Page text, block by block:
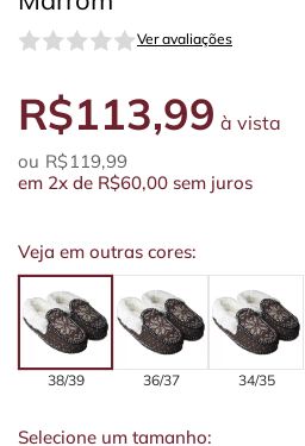
Ver avaliações
R$113,99 à vista
R$119,99
em 2x de R$60,00 sem juros
Veja em outras cores:
38/39 36/37 34/35
Selecione um tamanho: